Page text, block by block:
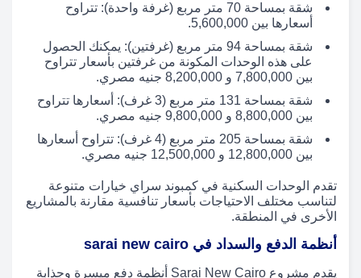
شقة بمساحة 70 متر مربع (غرفة واحدة): تتراوح
أسعارها بين 5,600,000.
شقة بمساحة 94 متر مربع (غرفتين): يمكنك الحصول
على هذه الوحدات المكونة من غرفتين بأسعار تتراوح
بين 7,800,000 و 8,200,000 جنيه مصري.
شقة بمساحة 131 متر مربع (3 غرف): أسعارها تتراوح
بين 8,800,000 و 9,800,000 جنيه مصري.
شقة بمساحة 205 متر مربع (4 غرف): تتراوح أسعارها
بين 12,800,000 و 12,500,000 جنيه مصري.
تقدم الوحدات السكنية في كمبوند سراي خيارات متنوعة
لتناسب مختلف الاحتياجات بأسعار تنافسية مقارنة بالمشاريع
الأخرى في المنطقة.
أنظمة الدفع والسداد في sarai new cairo
يقدم مشروع Sarai New Cairo أنظمة دفع ميسرة وجذابة